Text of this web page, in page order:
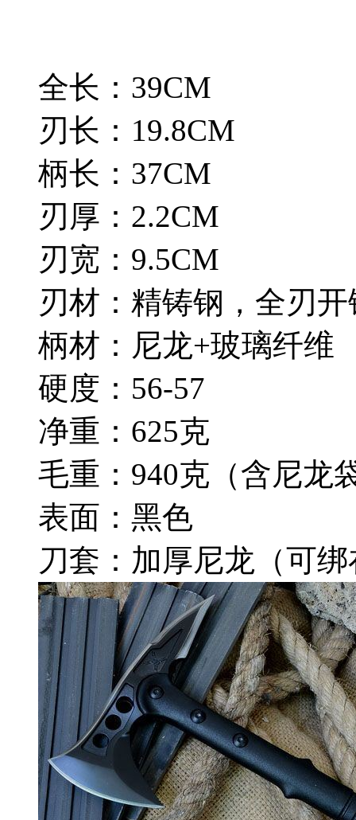
全长：39CM
刃长：19.8CM
柄长：37CM
刃厚：2.2CM
刃宽：9.5CM
刃材：精铸钢，全刃
柄材：尼龙+玻璃纤维
硬度：56-57
净重：625克
毛重：940克（含尼龙
表面：黑色
刀套：加厚尼龙（可